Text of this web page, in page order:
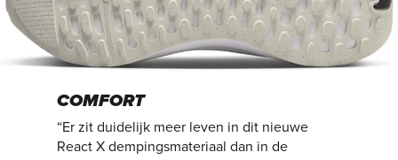
COMFORT
“Er zit duidelijk meer leven in dit nieuwe
React X dempingsmateriaal dan in de